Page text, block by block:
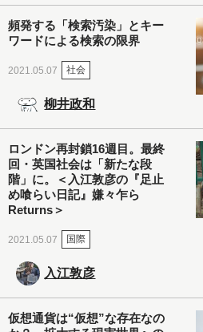
頻発する「検索汚染」とキー
ワードによる検索の限界
2021.05.07 社会
柳井政和
ロンドン再封鎖16週目。最終
回・英国社会は「新たな段
階」に。＜入江敦彦の『足止
め喰らい日記』嫌々乍ら
Returns＞
2021.05.07 国際
入江敦彦
仮想通貨は“仮想”な存在なの